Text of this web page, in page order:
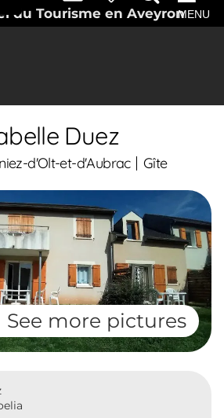
du Tourisme en AveyronMENU
Duez
d'Olt-et-d'Aubrac Gîte
See more pictures